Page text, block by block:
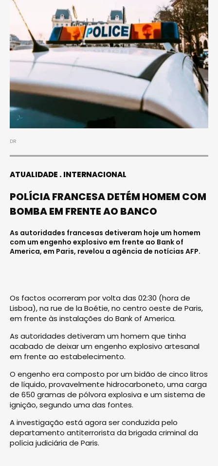
DR
ATUALIDADE INTERNACIONAL
POLÍCIA FRANCESA DETÉM HOMEM COM
BOMBA EM FRENTE AO BANCO
As autoridades francesas detiveram hoje um homem
com um engenho explosivo em frente ao Bank of
America, em Paris, revelou a agência de notícias AFP.
Os factos ocorreram por volta das 02:30 (hora de
Lisboa), na rue de la Boétie, no centro oeste de Paris,
em frente às instalações do Bank of America.
As autoridades detiveram um homem que tinha
acabado de deixar um engenho explosivo artesanal
em frente ao estabelecimento.
O engenho era composto por um bidão de cinco litros
de líquido, provavelmente hidrocarboneto, uma carga
de 650 gramas de pólvora explosiva e um sistema de
ignição, segundo uma das fontes.
A investigação está agora ser conduzida pelo
departamento antiterrorista da brigada criminal da
polícia judiciária de Paris.